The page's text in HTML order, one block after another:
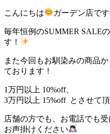
こんにちは ガーデン店です
毎年恒例のSUMMER SALE
す！
また今回もお馴染みの商品
ております！
1万円以上 10%off、
3万円以上 15%off とさせて頂
店舗の方でも、お電話でも
お声掛けください